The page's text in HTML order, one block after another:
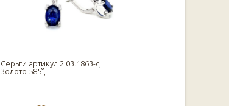
Серьги артикул 2.03.1863-с,
Золото 585°,